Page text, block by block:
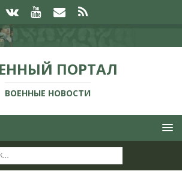
ПОРТАЛ
ВОЕННЫЕ НОВОСТИ